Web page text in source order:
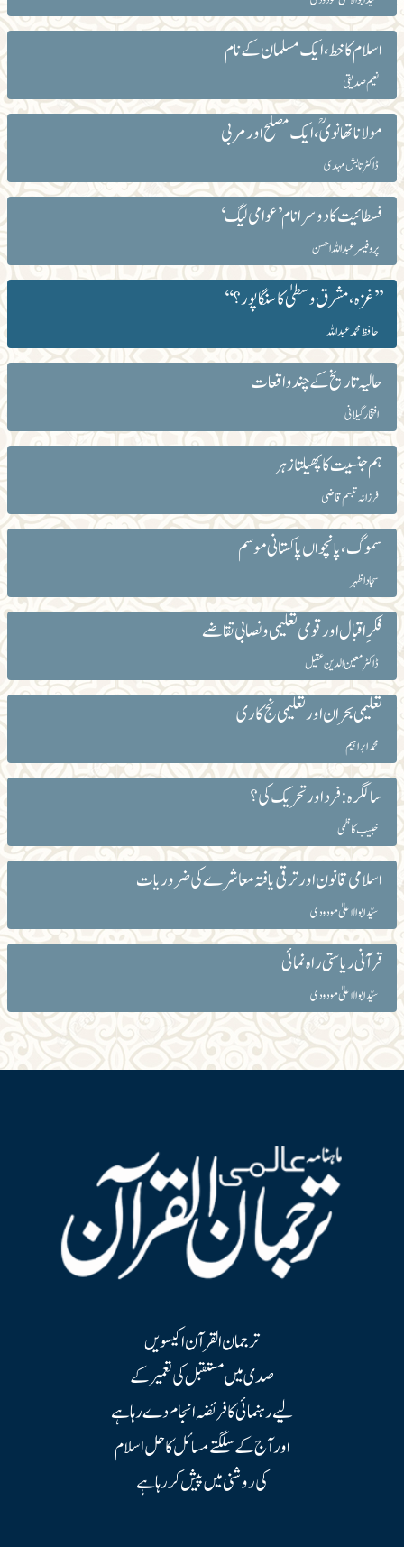
اسلام کا خط ، ایک مسلمان کےنام
نعیم صدیقی
مولانا تھانویؒ، ایک مصلح اور مربی
ڈاکٹر تابش مہدی
فسطائیت کا دوسرا نام ’عوامی لیگ ‘
پروفیسرعبداللہ احسن
’’غزہ،مشرق وسطیٰ کا سنگاپور؟‘‘
حافظ محمدعبداللہ
حالیہ تاریخ کے چند واقعات
افتخار گیلانی
ہم جنسیت کا پھیلتا زہر
فرزانہ تبسم قاضی
سموگ، پانچواں پاکستانی موسم
سجاد اظہر
فکرِ اقبال اور قومی تعلیمی و نصابی تقاضے
ڈاکٹر معین الدین عقیل
تعلیمی بحران اور تعلیمی نج کاری
محمد ابراہیم
سالگرہ: فرد اور تحریک کی؟
خبیب کاظمی
اسلامی قانون اور ترقی یافتہ معاشرے کی ضروریات
سیّد ابوالاعلیٰ مودودی
قرآنی ریاستی راہ نمائی
سیّد ابوالاعلیٰ مودودی
ترجمان القرآن اکیسویں
صدی میں مستقبل کی تعمیر کے
لیے رہنمائی کا فریضہ انجام دے رہا ہے
اور آج کے سلگتے مسائل کا حل اسلام
کی روشنی میں پیش کر رہا ہے